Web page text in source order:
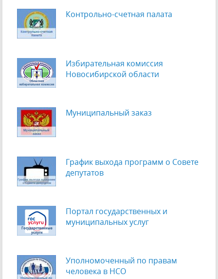
Контрольно-счетная палата
Избирательная комиссия
Новосибирской области
Муниципальный заказ
График выхода программ о Cовете
депутатов
Портал государственных и
муниципальных услуг
Уполномоченный по правам
человека в НСО